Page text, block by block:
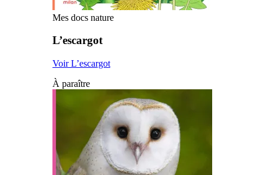
Mes docs nature
L’escargot
Voir L’escargot
À paraître